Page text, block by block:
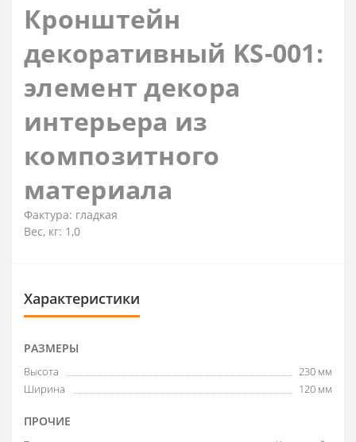
Кронштейн
декоративный KS-001:
элемент декора
интерьера из
композитного
материала
Фактура: гладкая
Вес, кг: 1,0
Характеристики
РАЗМЕРЫ
Высота
230 мм
Ширина
120 мм
ПРОЧИЕ